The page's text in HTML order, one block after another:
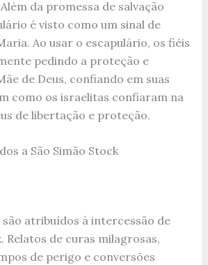
da promessa de salvação
é visto como um sinal de
Ao usar o escapulário, os fiéis
pedindo a proteção e
de Deus, confiando em suas
como os israelitas confiaram na
de libertação e proteção.
a São Simão Stock
atribuídos à intercessão de
Relatos de curas milagrosas,
de perigo e conversões